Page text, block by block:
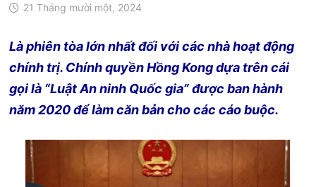
21 Tháng mười một, 2024
Là phiên tòa lớn nhất đối với các nhà hoạt động
chính trị. Chính quyền Hồng Kong dựa trên cái
gọi là “Luật An ninh Quốc gia” được ban hành
năm 2020 để làm căn bản cho các cáo buộc.